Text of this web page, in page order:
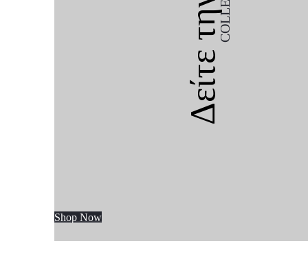
Δείτε την
Shop Now